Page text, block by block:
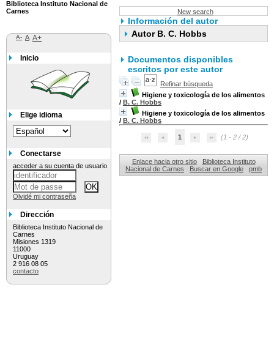
New search
Información del autor
Autor B. C. Hobbs
Documentos disponibles
escritos por este autor
Refinar búsqueda
Higiene y toxicología de los alimentos
/ B. C. Hobbs
Higiene y toxicología de los alimentos
/ B. C. Hobbs
1 (1 - 2 / 2)
Enlace hacia otro sitio
Biblioteca Instituto
Nacional de Carnes
Buscar en Google pmb
Biblioteca Instituto Nacional de
Carnes
A- A A+
Inicio
Elige idioma
Conectarse
acceder a su cuenta de usuario
Olvidé mi contraseña
Dirección
Biblioteca Instituto Nacional de
Carnes
Misiones 1319
11000
Uruguay
2 916 08 05
contacto